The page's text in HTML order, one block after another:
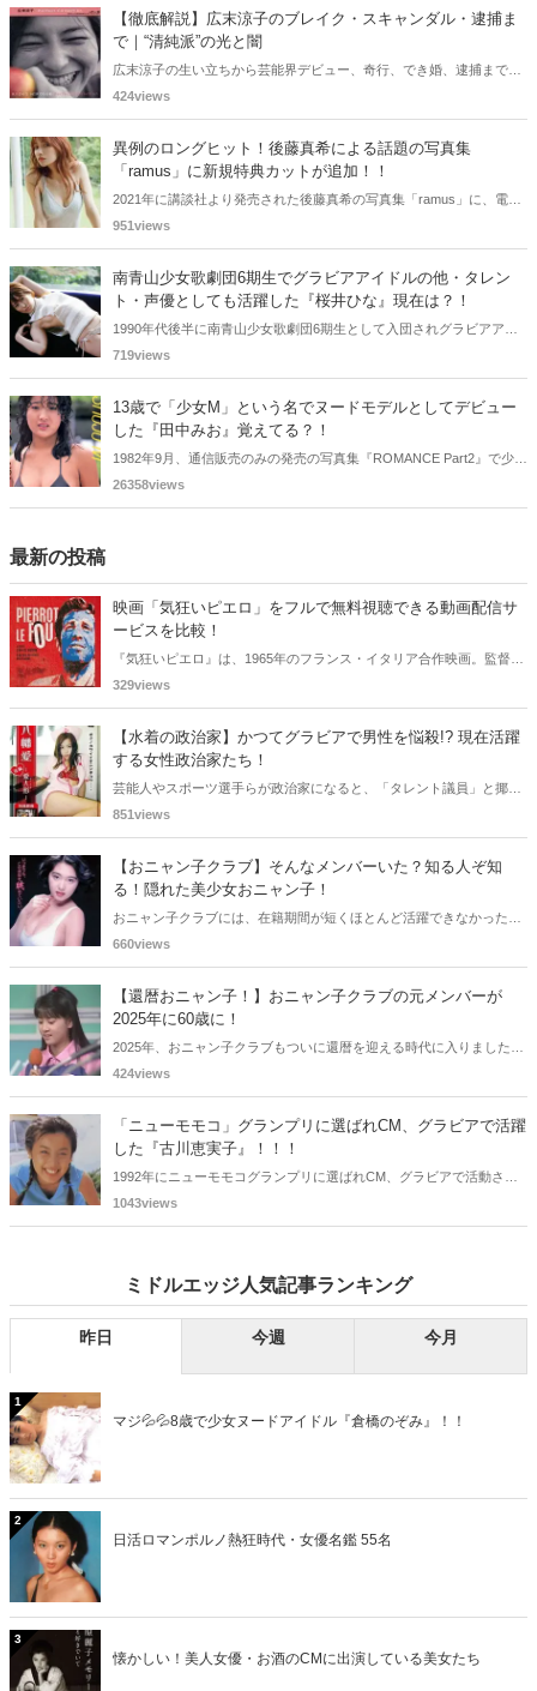
みました。
【徹底解説】広末涼子のブレイク・スキャンダル・逮捕ま
で｜“清純派”の光と闇
広末涼子の生い立ちから芸能界デビュー、奇行、でき婚、逮捕までを
詳しく解説。同世代女優との比較やキャリアの転落の真相に迫りま
424views
異例のロングヒット！後藤真希による話題の写真集
「ramus」に新規特典カットが追加！！
2021年に講談社より発売された後藤真希の写真集「ramus」に、電子
版限定特典として新たな5カットを追加した「電子書籍限定カット付
951views
南青山少女歌劇団6期生でグラビアアイドルの他・タレン
ト・声優としても活躍した『桜井ひな』現在は？！
1990年代後半に南青山少女歌劇団6期生として入団されグラビアアイ
ドル、女優、タレント、声優としても活躍した桜井ひなさん。懐かし
719views
13歳で「少女M」という名でヌードモデルとしてデビュー
した『田中みお』覚えてる？！
1982年9月、通信販売のみの発売の写真集『ROMANCE Part2』で少女
Mという特異な芸名でヌードモデルとしてデビューした田中みおさん
26358views
最新の投稿
映画「気狂いピエロ」をフルで無料視聴できる動画配信サ
ービスを比較！
『気狂いピエロ』は、1965年のフランス・イタリア合作映画。監督は
ジャン＝リュック・ゴダール。アンナ・カリーナ、ジャン＝ポール・
をご紹介します。
329views
【水着の政治家】かつてグラビアで男性を悩殺!? 現在活躍
する女性政治家たち！
芸能人やスポーツ選手らが政治家になると、「タレント議員」と揶揄
されることがありますが、同時に、"タレントとしての活躍" が再注目
わどいショットで多くの男性を魅了した女性も!? 今回は、そんなグラ
ビアで活躍した女性政治家6名をご紹介します。
851views
【おニャン子クラブ】そんなメンバーいた？知る人ぞ知
る！隠れた美少女おニャン子！
おニャン子クラブには、在籍期間が短くほとんど活躍できなかったも
のの、知る人ぞ知る "美少女おニャン子" がいました。それも、強制的
子まで様々です。今回は、筆者の独断と偏見で、4人の "隠れ美少女お
ニャン子" をご紹介します。
660views
【還暦おニャン子！】おニャン子クラブの元メンバーが
2025年に60歳に！
2025年、おニャン子クラブもついに還暦を迎える時代に入りました。
おニャン子クラブの元メンバーは全員が昭和40年代生まれで、そのう
れ）の二人です。しかも、この二人には年齢以外の共通点もありま
す。さて、誰と誰でしょうか？
424views
「ニューモモコ」グランプリに選ばれCM、グラビアで活躍
した『古川恵実子』！！！
1992年にニューモモコグランプリに選ばれCM、グラビアで活動され
ていた古川恵実子さん。2010年3月頃まではラジオDJを担当されてい
1043views
ミドルエッジ人気記事ランキング
昨日 今週 今月
1
マジ💦💦8歳で少女ヌードアイドル『倉橋のぞみ』！！
2
日活ロマンポルノ熱狂時代・女優名鑑 55名
3
懐かしい！美人女優・お酒のCMに出演している美女たち